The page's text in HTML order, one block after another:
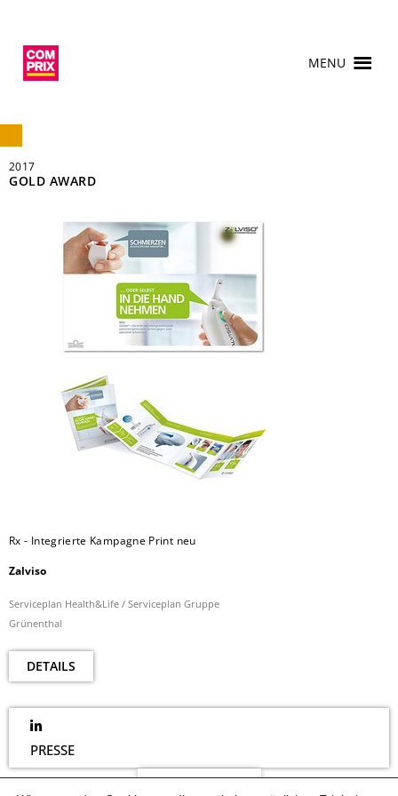
MENU
2017
GOLD AWARD
Rx - Integrierte Kampagne Print neu
Zalviso
Serviceplan Health&Life / Serviceplan Gruppe
Grünenthal
DETAILS
PRESSE